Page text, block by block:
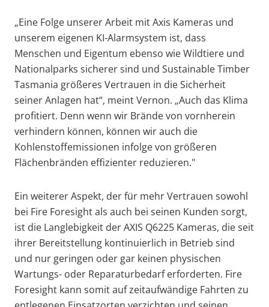
„Eine Folge unserer Arbeit mit Axis Kameras und
unserem eigenen KI-Alarmsystem ist, dass
Menschen und Eigentum ebenso wie Wildtiere und
Nationalparks sicherer sind und Sustainable Timber
Tasmania größeres Vertrauen in die Sicherheit
seiner Anlagen hat“, meint Vernon. „Auch das Klima
profitiert. Denn wenn wir Brände von vornherein
verhindern können, können wir auch die
Kohlenstoffemissionen infolge von größeren
Flächenbränden effizienter reduzieren."
Ein weiterer Aspekt, der für mehr Vertrauen sowohl
bei Fire Foresight als auch bei seinen Kunden sorgt,
ist die Langlebigkeit der AXIS Q6225 Kameras, die seit
ihrer Bereitstellung kontinuierlich in Betrieb sind
und nur geringen oder gar keinen physischen
Wartungs- oder Reparaturbedarf erforderten. Fire
Foresight kann somit auf zeitaufwändige Fahrten zu